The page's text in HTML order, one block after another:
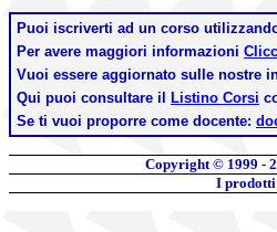
Puoi iscriverti ad un corso
Per avere maggiori informazioni
Vuoi essere aggiornato sulle nostre
Qui puoi consultare il
Listino Corsi
Se ti vuoi proporre come docente:
Copyright © 1999 -
I prodotti